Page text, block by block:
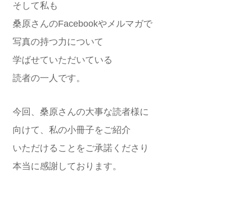
そして私も
桑原さんのFacebookやメルマガで
写真の持つ力について
学ばせていただいている
読者の一人です。
今回、桑原さんの大事な読者様に
向けて、私の小冊子をご紹介
いただけることをご承諾くださり
本当に感謝しております。